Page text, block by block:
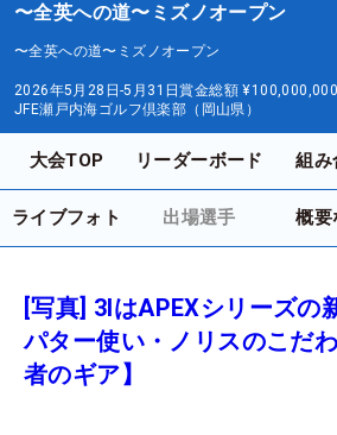
〜全英への道〜ミズノオープン
〜全英への道〜ミズノオープン
2026年5月28日-5月31日賞金総額 ¥100,000,000
JFE瀬戸内海ゴルフ倶楽部（岡山県）
大会TOP リーダーボード 組み
ライブフォト 出場選手 概要
[写真] 3IはAPEXシリーズ
パター使い・ノリスのこだ
者のギア】